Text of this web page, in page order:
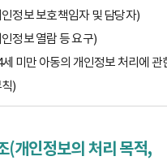
정보 보호책임자 및 담당자)
정보 열람 등 요구)
세 미만 아동의 개인정보 처리에 관
)
(개인정보의 처리 목적,